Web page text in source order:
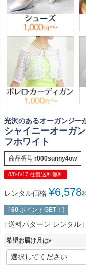
光沢のあるオーガンジ
シャイニーオーガ
フホワイト
商品番号 r000sunny4ow
8/8-8/17 往復送料無料
レンタル価格 ¥6,578
[ 60 ポイントGET！]
送料パターン レンタル
希望お届け月は
(
必